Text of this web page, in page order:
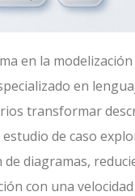
en la
en
transformar
de caso
diagramas,
con una